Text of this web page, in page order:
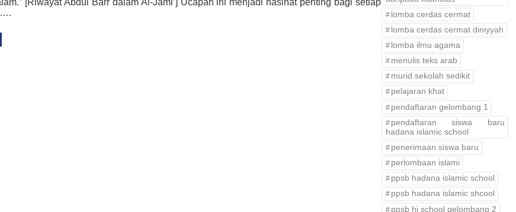
lomba cerdas cermat
lomba cerdas cermat diniyyah
lomba ilmu agama
menulis teks arab
murid sekolah sedikit
pelajaran khat
pendaftaran gelombang 1
pendaftaran siswa baru
hadana islamic school
penerimaan siswa baru
perlombaan islami
ppsb hadana islamic school
ppsb hadana islamic shcool
ppsb hi school gelombang 2